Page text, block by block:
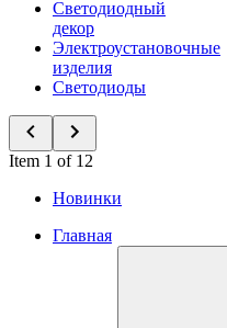
Светодиодный
декор
Электроустановочные
изделия
Светодиоды
Item 1 of 12
Новинки
Главная